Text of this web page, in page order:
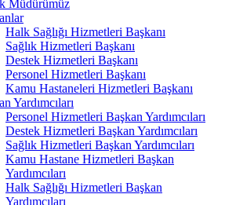
Müdürümüz
Halk Sağlığı Hizmetleri Başkanı
Sağlık Hizmetleri Başkanı
Destek Hizmetleri Başkanı
Personel Hizmetleri Başkanı
Kamu Hastaneleri Hizmetleri Başkanı
Yardımcıları
Personel Hizmetleri Başkan Yardımcıları
Destek Hizmetleri Başkan Yardımcıları
Sağlık Hizmetleri Başkan Yardımcıları
Kamu Hastane Hizmetleri Başkan
Yardımcıları
Halk Sağlığı Hizmetleri Başkan
Yardımcıları